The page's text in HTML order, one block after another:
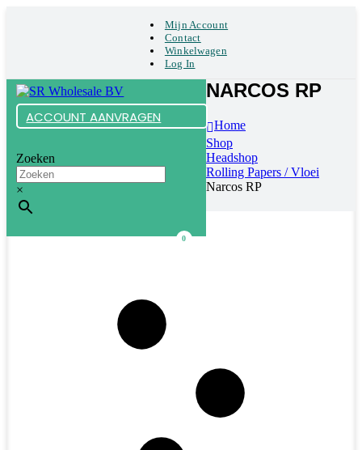
Mijn Account
Contact
Winkelwagen
Log In
ACCOUNT AANVRAGEN
Zoeken
×
0
NARCOS RP
Home
Shop
Headshop
Rolling Papers / Vloei
Narcos RP